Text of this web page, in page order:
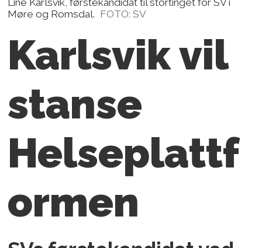
Line Karlsvik, førstekandidat til stortinget for SV i
Møre og Romsdal. FOTO: SV
Karlsvik vil
stanse
Helseplattf
ormen